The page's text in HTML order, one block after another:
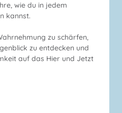
wie du in jedem
kannst.
zu schärfen,
zu entdecken und
auf das Hier und Jetzt